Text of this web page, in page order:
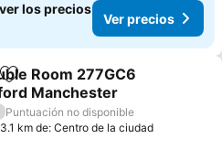
los precios
Ver precios
Añadir a favoritos
Room 277GC6
Manchester
Puntuación no disponible
km de: Centro de la ciudad